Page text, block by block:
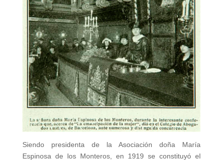
Siendo presidenta de la Asociación doña María
Espinosa de los Monteros, en 1919 se constituyó el